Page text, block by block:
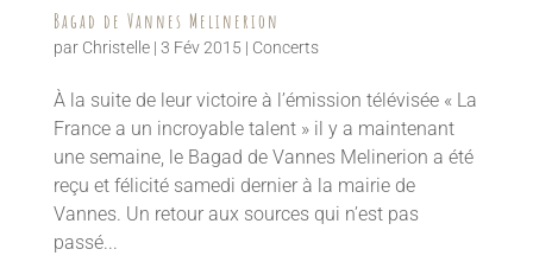
Bagad de Vannes Melinerion
par Christelle| 3 Fév 2015 | Concerts
À la suite de leur victoire à l’émission télévisée « La
France a un incroyable talent » il y a maintenant
une semaine, le Bagad de Vannes Melinerion a été
reçu et félicité samedi dernier à la mairie de
Vannes. Un retour aux sources qui n’est pas
passé...